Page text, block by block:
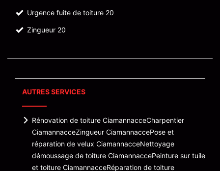
Urgence fuite de toiture 20
Zingueur 20
AUTRES SERVICES
Rénovation de toiture CiamannacceCharpentier
CiamannacceZingueur CiamannaccePose et
réparation de velux CiamannacceNettoyage
démoussage de toiture CiamannaccePeinture sur tuile
et toiture CiamannacceRéparation de toiture